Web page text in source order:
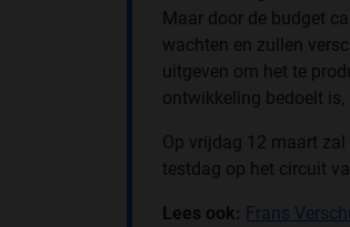
Maar door de budget
wachten en zullen
uitgeven om het te
ontwikkeling bedoelt is,
Op vrijdag 12 maart
testdag op het circuit
Lees ook: Frans